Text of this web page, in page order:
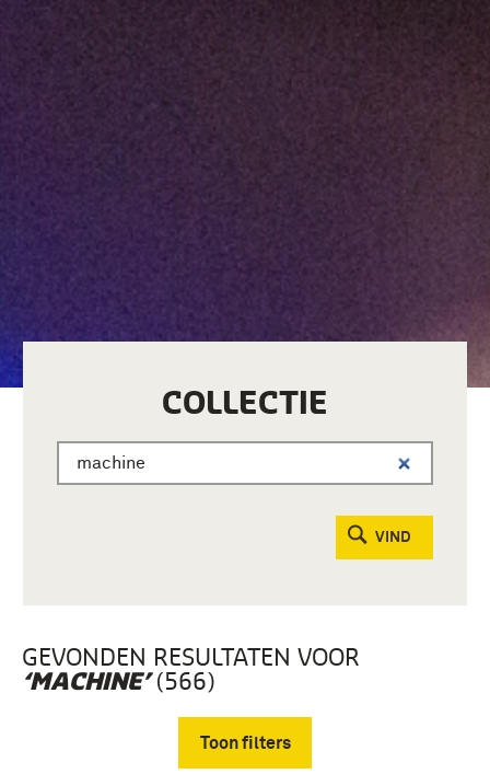
COLLECTIE
VIND
GEVONDEN RESULTATEN VOOR
‘MACHINE’(566)
Toon filters